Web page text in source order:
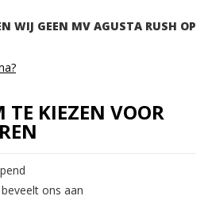
WIJ GEEN MV AGUSTA RUSH OP
TE KIEZEN VOOR
ons aan